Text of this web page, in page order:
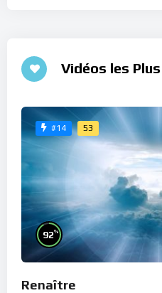
Vidéos les
#14 53
92%
Renaître